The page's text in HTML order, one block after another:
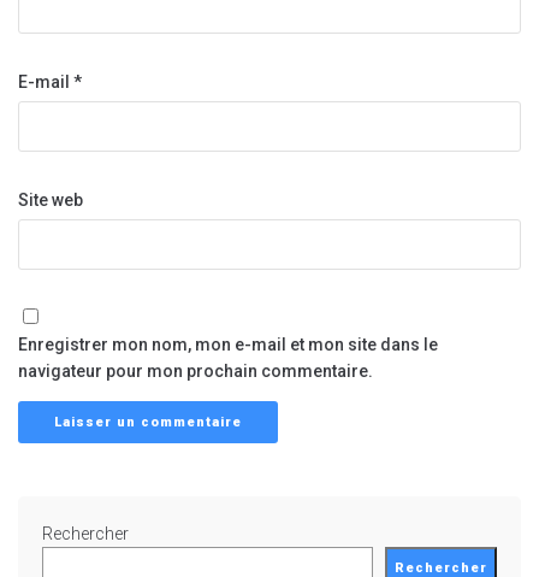
E-mail *
Site web
Enregistrer mon nom, mon e-mail et mon site dans le
navigateur pour mon prochain commentaire.
Rechercher
Rechercher